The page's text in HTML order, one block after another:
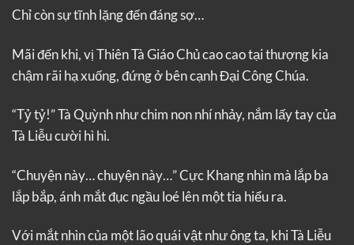
Chỉ còn sự tĩnh lặng đến đáng sợ…
Mãi đến khi, vị Thiên Tà Giáo Chủ cao cao tại thượng kia
chậm rãi hạ xuống, đứng ở bên cạnh Đại Công Chúa.
“Tỷ tỷ!” Tà Quỳnh như chim non nhí nhảy, nắm lấy tay của
Tà Liễu cười hì hì.
“Chuyện này… chuyện này…” Cực Khang nhìn mà lắp ba
lắp bắp, ánh mắt đục ngầu loé lên một tia hiểu ra.
Với mắt nhìn của một lão quái vật như ông ta, khi Tà Liễu